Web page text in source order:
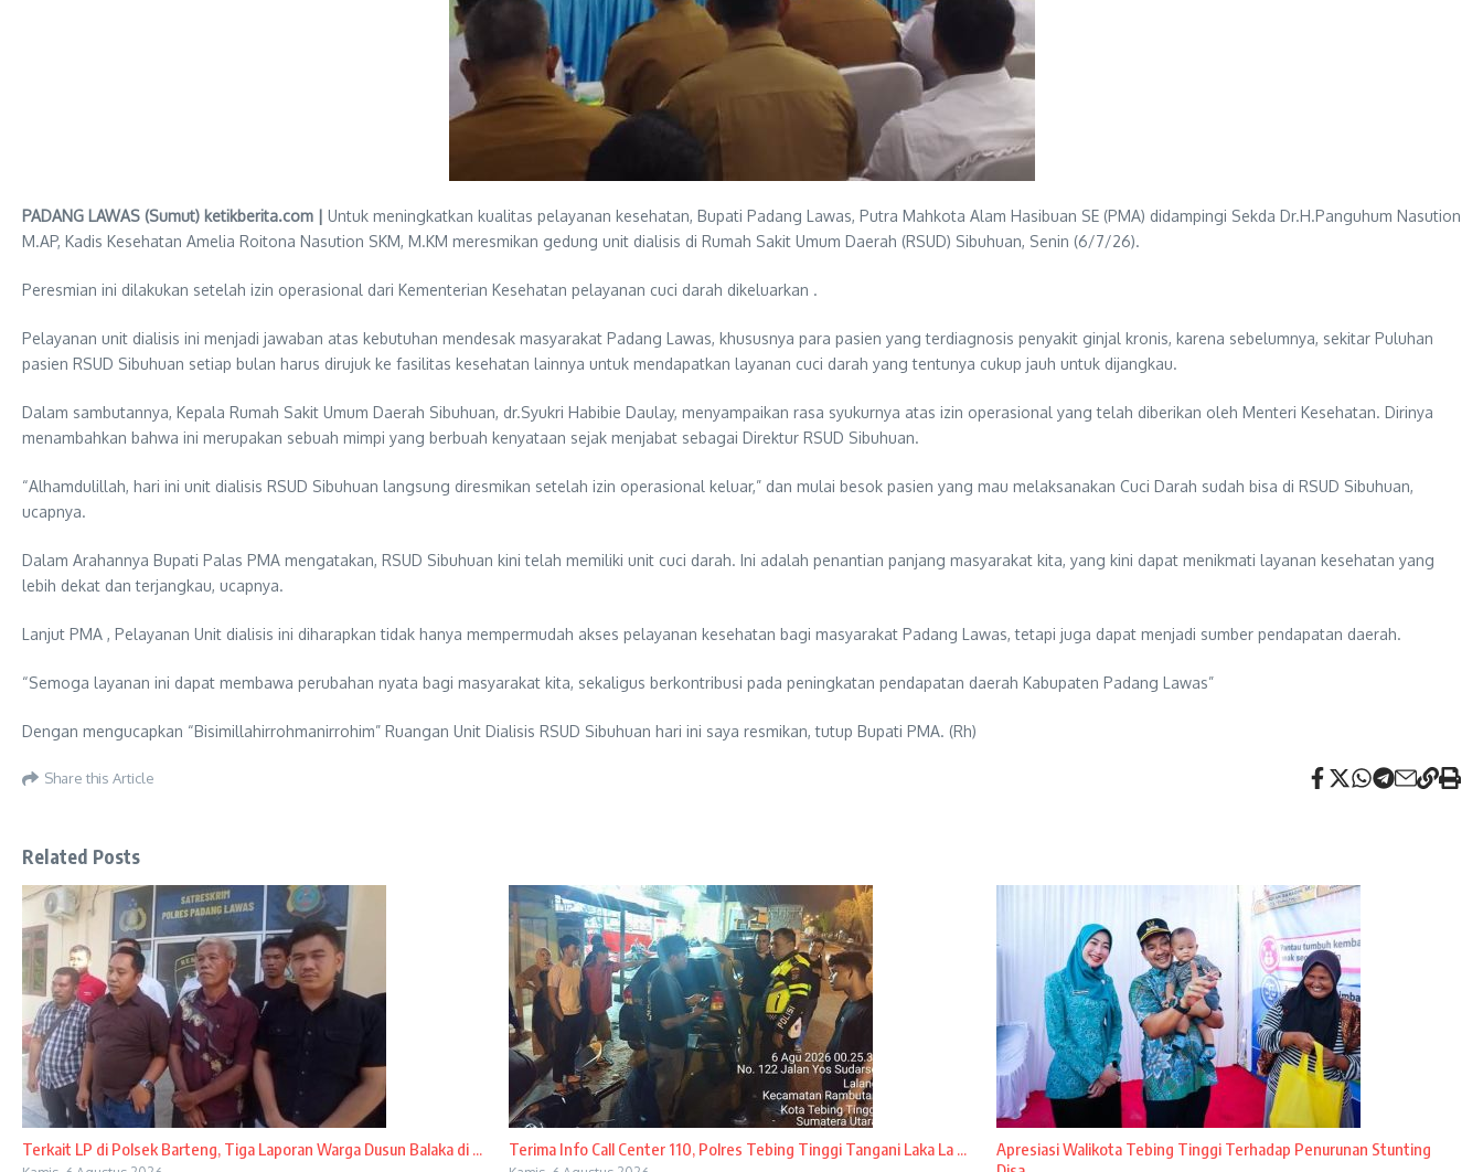
PADANG LAWAS (Sumut) ketikberita.com | Untuk meningkatkan kualitas pelayanan kesehatan, Bupati Padang Lawas, Putra Mahkota Alam Hasibuan SE (PMA) didampingi Sekda Dr.H.Panguhum Nasution
M.AP, Kadis Kesehatan Amelia Roitona Nasution SKM, M.KM meresmikan gedung unit dialisis di Rumah Sakit Umum Daerah (RSUD) Sibuhuan, Senin (6/7/26).
Peresmian ini dilakukan setelah izin operasional dari Kementerian Kesehatan pelayanan cuci darah dikeluarkan .
Pelayanan unit dialisis ini menjadi jawaban atas kebutuhan mendesak masyarakat Padang Lawas, khususnya para pasien yang terdiagnosis penyakit ginjal kronis, karena sebelumnya, sekitar Puluhan
pasien RSUD Sibuhuan setiap bulan harus dirujuk ke fasilitas kesehatan lainnya untuk mendapatkan layanan cuci darah yang tentunya cukup jauh untuk dijangkau.
Dalam sambutannya, Kepala Rumah Sakit Umum Daerah Sibuhuan, dr.Syukri Habibie Daulay, menyampaikan rasa syukurnya atas izin operasional yang telah diberikan oleh Menteri Kesehatan. Dirinya
menambahkan bahwa ini merupakan sebuah mimpi yang berbuah kenyataan sejak menjabat sebagai Direktur RSUD Sibuhuan.
“Alhamdulillah, hari ini unit dialisis RSUD Sibuhuan langsung diresmikan setelah izin operasional keluar,” dan mulai besok pasien yang mau melaksanakan Cuci Darah sudah bisa di RSUD Sibuhuan,
ucapnya.
Dalam Arahannya Bupati Palas PMA mengatakan, RSUD Sibuhuan kini telah memiliki unit cuci darah. Ini adalah penantian panjang masyarakat kita, yang kini dapat menikmati layanan kesehatan yang
lebih dekat dan terjangkau, ucapnya.
Lanjut PMA , Pelayanan Unit dialisis ini diharapkan tidak hanya mempermudah akses pelayanan kesehatan bagi masyarakat Padang Lawas, tetapi juga dapat menjadi sumber pendapatan daerah.
“Semoga layanan ini dapat membawa perubahan nyata bagi masyarakat kita, sekaligus berkontribusi pada peningkatan pendapatan daerah Kabupaten Padang Lawas”
Dengan mengucapkan “Bisimillahirrohmanirrohim” Ruangan Unit Dialisis RSUD Sibuhuan hari ini saya resmikan, tutup Bupati PMA. (Rh)
Share this Article
Related Posts
Terkait LP di Polsek Barteng, Tiga Laporan Warga Dusun Balaka di ... Terima Info Call Center 110, Polres Tebing Tinggi Tangani Laka La ...
Apresiasi Walikota Tebing Tinggi Terhadap Penurunan Stunting